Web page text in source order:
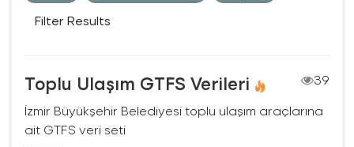
Filter Results
Toplu Ulaşım GTFS Verileri
39
İzmir Büyükşehir Belediyesi toplu ulaşım araçlarına
ait GTFS veri seti